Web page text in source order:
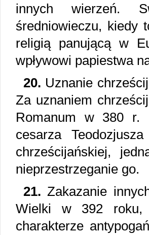
innych wierzeń.
średniowieczu, kiedy
religią panującą w
wpływowi papiestwa
20. Uznanie
Za uznaniem
Romanum w 380 r.
cesarza
chrześcijańskiej,
nieprzestrzeganie go.
21. Zakazanie
Wielki w 392 roku,
charakterze